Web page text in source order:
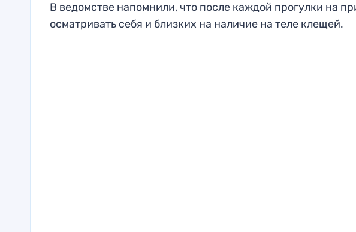
В ведомстве напомнили, что после каждой прогулки на
осматривать себя и близких на наличие на теле клещей.